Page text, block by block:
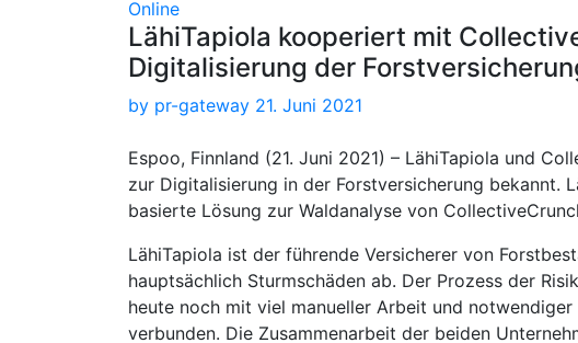
Online
LähiTapiola kooperiert mit
Digitalisierung der
by pr-gateway 21. Juni 2021
Espoo, Finnland (21. Juni 2021) – LähiTapiola und
zur Digitalisierung in der Forstversicherung bekannt.
basierte Lösung zur Waldanalyse von
LähiTapiola ist der führende Versicherer von
hauptsächlich Sturmschäden ab. Der Prozess der
heute noch mit viel manueller Arbeit und
verbunden. Die Zusammenarbeit der beiden